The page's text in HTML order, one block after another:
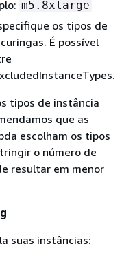
m5.8xlarge
os tipos de
É possível
tipos de instância
que as
escolham os tipos
o número de
resultar em menor
suas instâncias: